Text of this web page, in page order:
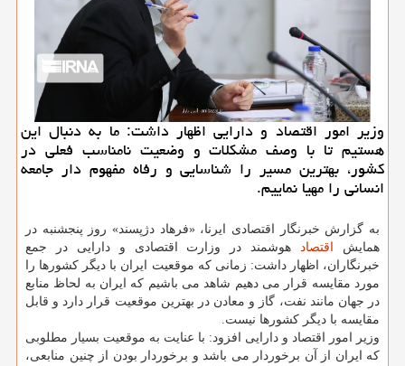
وزیر امور اقتصاد و دارایی اظهار داشت: ما به دنبال این
هستیم تا با وصف مشکلات و وضعیت نامناسب فعلی در
کشور، بهترین مسیر را شناسایی و رفاه مفهوم دار جامعه
انسانی را مهیا نماییم.
به گزارش خبرنگار اقتصادی ایرنا، «فرهاد دژپسند» روز پنجشنبه در
همایش
اقتصادهوشمند در وزارت اقتصادی و دارایی در جمع
خبرنگاران، اظهار داشت: زمانی که موقعیت ایران با دیگر کشورها را
مورد مقایسه قرار می دهیم شاهد می باشیم که ایران به لحاظ منابع
در جهان مانند نفت، گاز و معادن در بهترین موقعیت قرار دارد و قابل
مقایسه با دیگر کشورها نیست.
وزیر امور اقتصاد و دارایی افزود: با عنایت به موقعیت بسیار مطلوبی
که ایران از آن برخوردار می باشد و برخوردار بودن از چنین منابعی،